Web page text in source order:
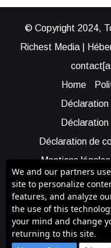
© Copyright 2024,
Richest Media |
Home
Déclaration de
Mentions légales
Cookie Policy
Qui sommes-nous
We and our partners
site to personalize
features, and analyze
the use of this
your mind and change
returning to this site.